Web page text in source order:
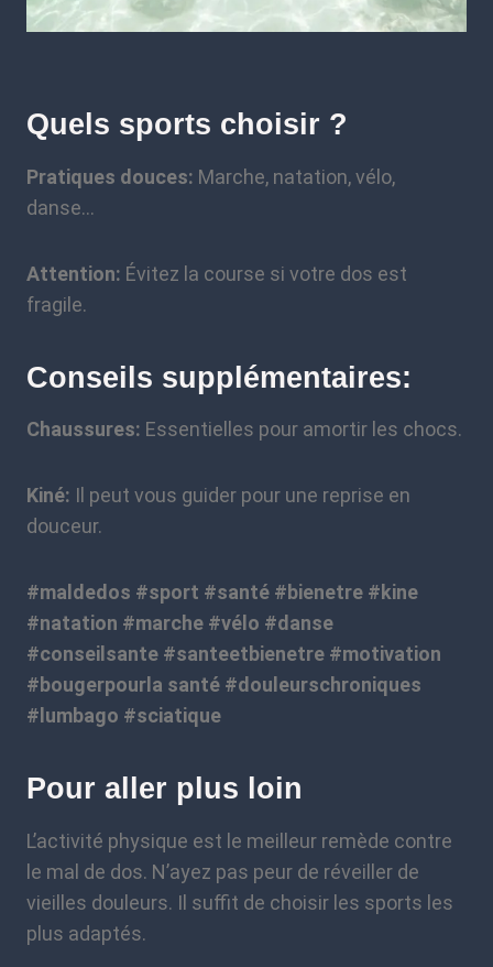
Quels sports choisir ?
Pratiques douces: Marche, natation, vélo,
danse…
Attention: Évitez la course si votre dos est
fragile.
Conseils supplémentaires:
Chaussures: Essentielles pour amortir les chocs.
Kiné: Il peut vous guider pour une reprise en
douceur.
#maldedos #sport #santé #bienetre #kine
#natation #marche #vélo #danse
#conseilsante #santeetbienetre #motivation
#bougerpourla santé #douleurschroniques
#lumbago #sciatique
Pour aller plus loin
L’activité physique est le meilleur remède contre
le mal de dos. N’ayez pas peur de réveiller de
vieilles douleurs. Il suffit de choisir les sports les
plus adaptés.